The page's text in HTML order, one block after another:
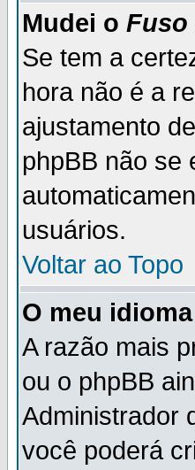
Mudei o Fuso
Se tem a
hora não é a
ajustamento
phpBB não se
usuários.
Voltar ao Topo
O meu
A razão mais
ou o phpBB
Administrador
você poderá